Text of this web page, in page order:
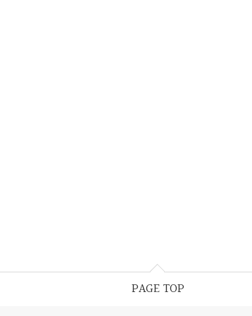
PAGE TOP